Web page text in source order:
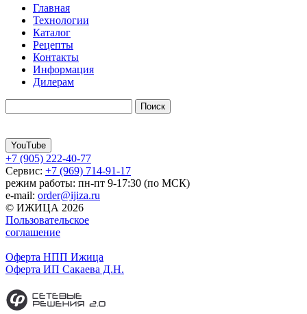
Главная
Технологии
Каталог
Рецепты
Контакты
Информация
Дилерам
YouTube
+7 (905) 222-40-77
Сервис: +7 (969) 714-91-17
режим работы: пн-пт 9-17:30 (по МСК)
e-mail: order@ijiza.ru
© ИЖИЦА 2026
Пользовательское
соглашение
Оферта НПП Ижица
Оферта ИП Сакаева Д.Н.